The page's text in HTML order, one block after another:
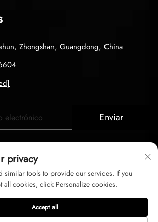
Zhongshan, Guangdong, China
Enviar
zhongshan LC lighting Co.,LTD. Todos los
derechos reservados
privacy
similar tools to provide our services. If you
all cookies, click Personalize cookies.
Accept all